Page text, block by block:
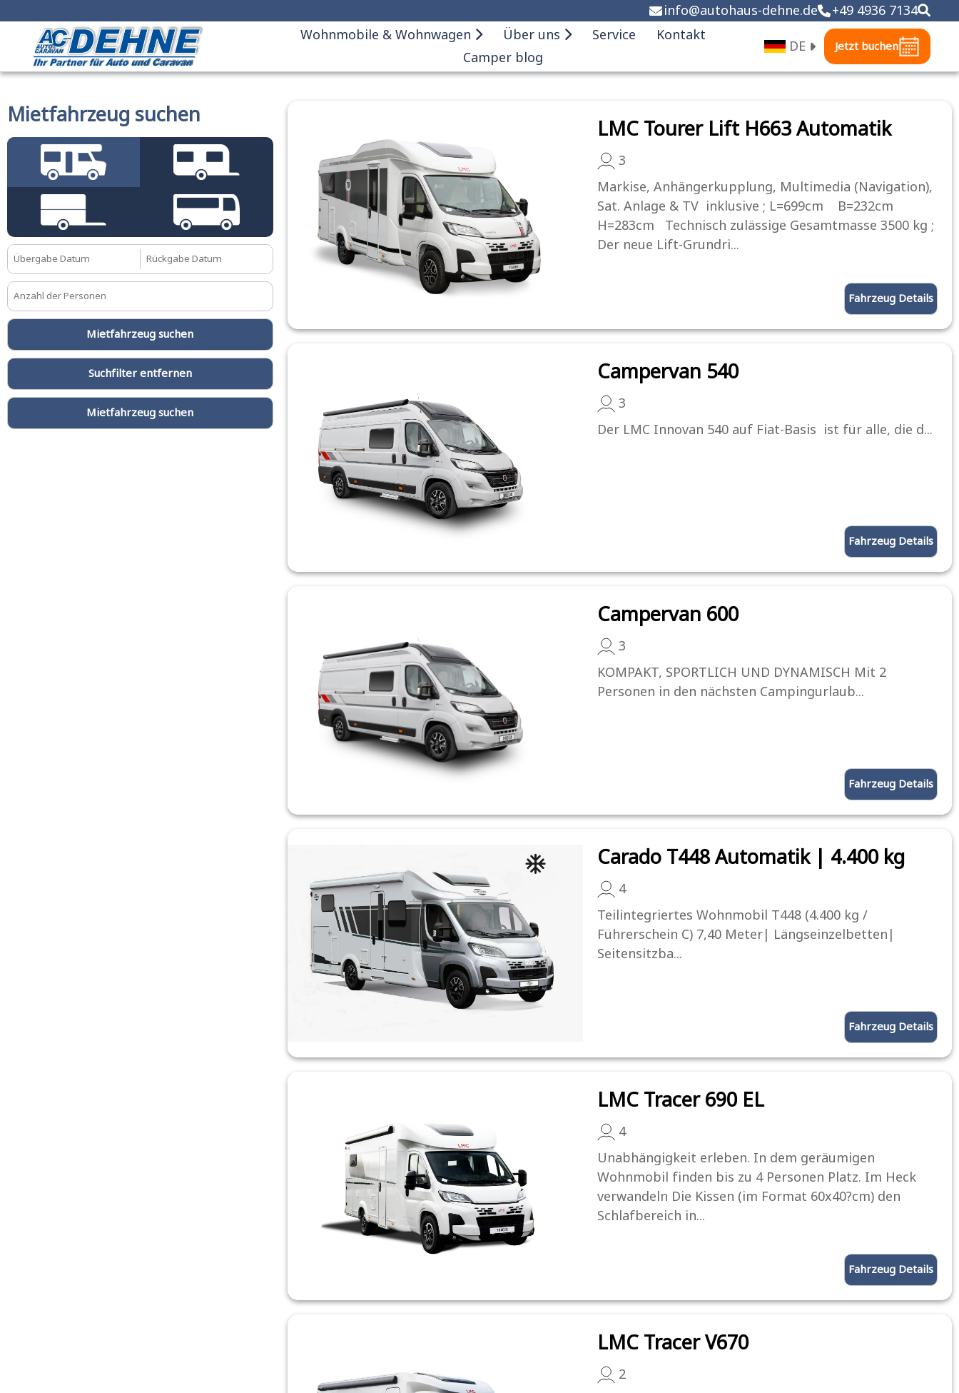
Wohnmobile & Wohnwagen Über uns Service
Kontakt
Camper blog
Jetzt buchen
info@autohaus-dehne.de
+49 4936 7134
DE
Mietfahrzeug suchen
Suchfilter entfernen
LMC Tourer Lift H663 Automatik
Markise, Anhängerkupplung, Multimedia (Navigation),
Sat. Anlage & TV inklusive ; L=699cm B=232cm
H=283cm Technisch zulässige Gesamtmasse 3500 kg ;
Der neue Lift-Grundri...
3
Fahrzeug Details
Campervan 540
Der LMC Innovan 540 auf Fiat-Basis ist für alle, die d...
3
Fahrzeug Details
Campervan 600
KOMPAKT, SPORTLICH UND DYNAMISCH Mit 2
Personen in den nächsten Campingurlaub...
3
Fahrzeug Details
Carado T448 Automatik | 4.400 kg
Teilintegriertes Wohnmobil T448 (4.400 kg /
Führerschein C) 7,40 Meter| Längseinzelbetten|
Seitensitzba...
4
Fahrzeug Details
LMC Tracer 690 EL
Unabhängigkeit erleben. In dem geräumigen
Wohnmobil finden bis zu 4 Personen Platz. Im Heck
verwandeln Die Kissen (im Format 60x40?cm) den
Schlafbereich in...
4
Fahrzeug Details
LMC Tracer V670
2